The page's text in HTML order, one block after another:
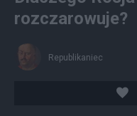
rozczarowuje?
Republikaniec